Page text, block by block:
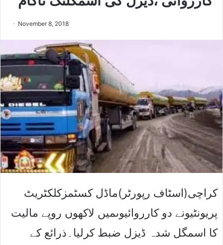
November 8, 2018
کراچی(اسٹاف رپورٹر)ماڈل کسٹمزکلکٹریٹ
پریونٹیونے دو کارروائیوںمیں لاکھوں روپے مالیت
کا اسمگل شدہ ڈیزل ضبط کرلیا۔ذرائع کے